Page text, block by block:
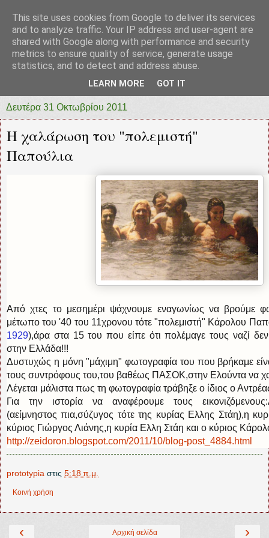
prototypia
"ΠΡΩΤΟΤΥΠΙΑ" * ΑΝΕΞΑΡΤΗΤΗ-ΗΛΕΚΤΡΟΝΙΚΗ-
Δευτέρα 31 Οκτωβρίου 2011
Η χαλάρωση του "πολεμιστή"
Παπούλια
Από χτες το μεσημέρι ψάχνουμε εναγωνίως να βρούμε
μέτωπο του '40 του 11χρονου τότε "πολεμιστή" Κάρολου
1929),άρα στα 15 του που είπε ότι πολέμαγε τους ναζί
στην Ελλάδα!!!
Δυστυχώς η μόνη "μάχιμη" φωτογραφία του που βρήκαμε
τους συντρόφους του,του βαθέως ΠΑΣΟΚ,στην Ελούντα να
Λέγεται μάλιστα πως τη φωτογραφία τράβηξε ο ίδιος ο
Για την ιστορία να αναφέρουμε τους
(αείμνηστος πια,σύζυγος τότε της κυρίας Ελλης Στάη),η
κύριος Γιώργος Λιάνης,η κυρία Ελλη Στάη και ο κύριος
http://zeidoron.blogspot.com/2011/10/blog-post_4884.html
prototypia στις 5:18 π.μ.
Κοινή χρήση
‹ ›
Αρχική σελίδα
This site uses cookies from Google to deliver its services
and to analyze traffic. Your IP address and user-agent are
shared with Google along with performance and security
metrics to ensure quality of service, generate usage
statistics, and to detect and address abuse.
LEARN MORE GOT IT